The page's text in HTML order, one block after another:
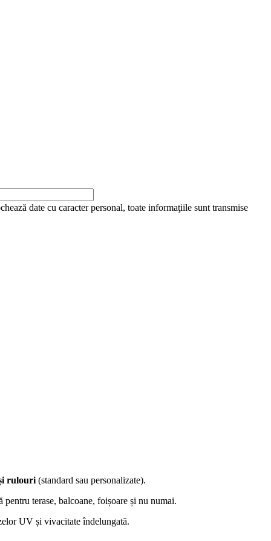
date cu caracter personal, toate informaţiile sunt transmise
rulouri (standard sau personalizate).
terase, balcoane, foișoare și nu numai.
UV și vivacitate îndelungată.